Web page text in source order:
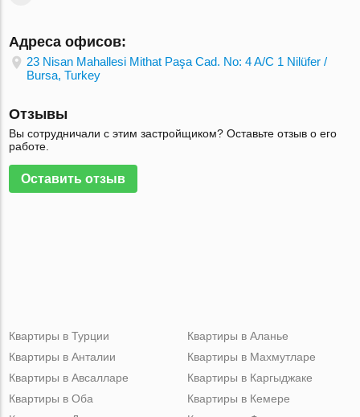
Адреса офисов:
23 Nisan Mahallesi Mithat Paşa Cad. No: 4 A/C 1 Nilüfer /
Bursa, Turkey
Отзывы
Вы сотрудничали с этим застройщиком? Оставьте отзыв о его
работе.
Оставить отзыв
Квартиры в Турции
Квартиры в Анталии
Квартиры в Авсалларе
Квартиры в Оба
Квартиры в Аланье
Квартиры в Махмутларе
Квартиры в Каргыджаке
Квартиры в Кемере